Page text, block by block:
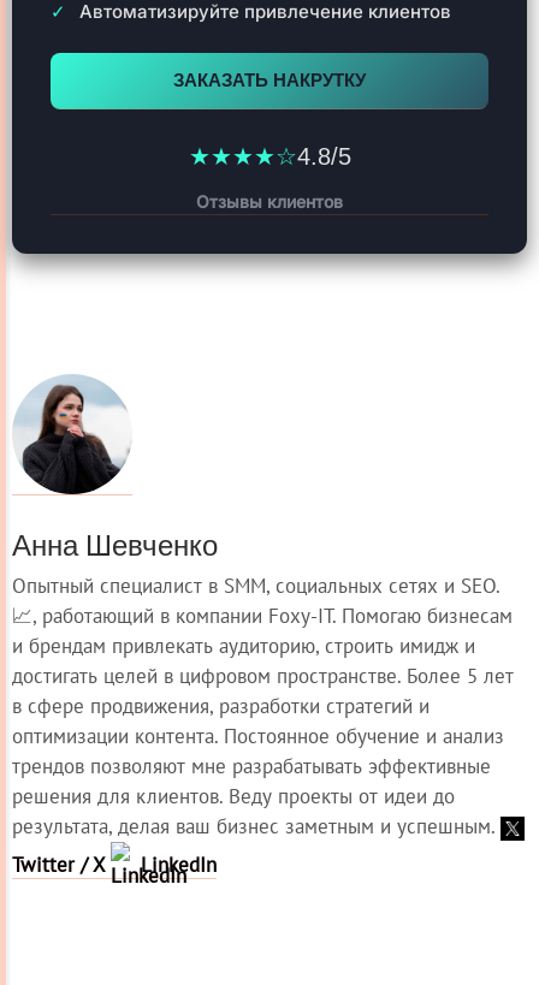
Автоматизируйте привлечение клиентов
ЗАКАЗАТЬ НАКРУТКУ
★★★★☆4.8/5
Отзывы клиентов
Анна Шевченко
Опытный специалист в SMM, социальных сетях и SEO.
📈, работающий в компании Foxy-IT. Помогаю бизнесам
и брендам привлекать аудиторию, строить имидж и
достигать целей в цифровом пространстве. Более 5 лет
в сфере продвижения, разработки стратегий и
оптимизации контента. Постоянное обучение и анализ
трендов позволяют мне разрабатывать эффективные
решения для клиентов. Веду проекты от идеи до
результата, делая ваш бизнес заметным и успешным.
Twitter / X
LinkedIn